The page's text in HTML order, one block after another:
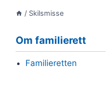
/ Skilsmisse
Om familierett
Familieretten